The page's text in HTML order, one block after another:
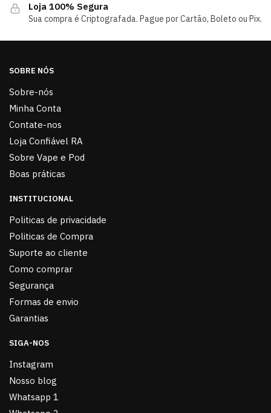
Loja 100% Segura
Sua compra é Criptografada. Pague por Cartão, Boleto ou Pix.
SOBRE NÓS
Sobre-nós
Minha Conta
Contate-nos
Loja Confiável RA
Sobre Vape e Pod
Boas práticas
INSTITUCIONAL
Politicas de privacidade
Politicas de Compra
Suporte ao cliente
Como comprar
Segurança
Formas de envio
Garantias
SIGA-NOS
Instagram
Nosso blog
Whatsapp 1